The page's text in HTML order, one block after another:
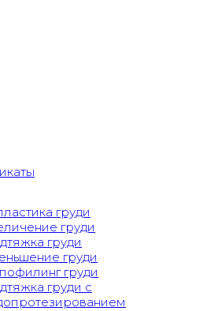
груди
груди
груди
груди
груди
груди с